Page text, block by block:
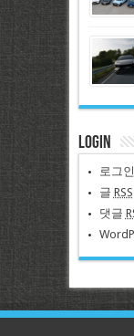
Login
로그인
글 RSS
댓글